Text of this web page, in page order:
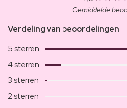
Gemiddelde
Verdeling van beoordelingen
5 sterren
4 sterren
3 sterren
2 sterren